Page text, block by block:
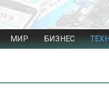
МИР БИЗНЕС